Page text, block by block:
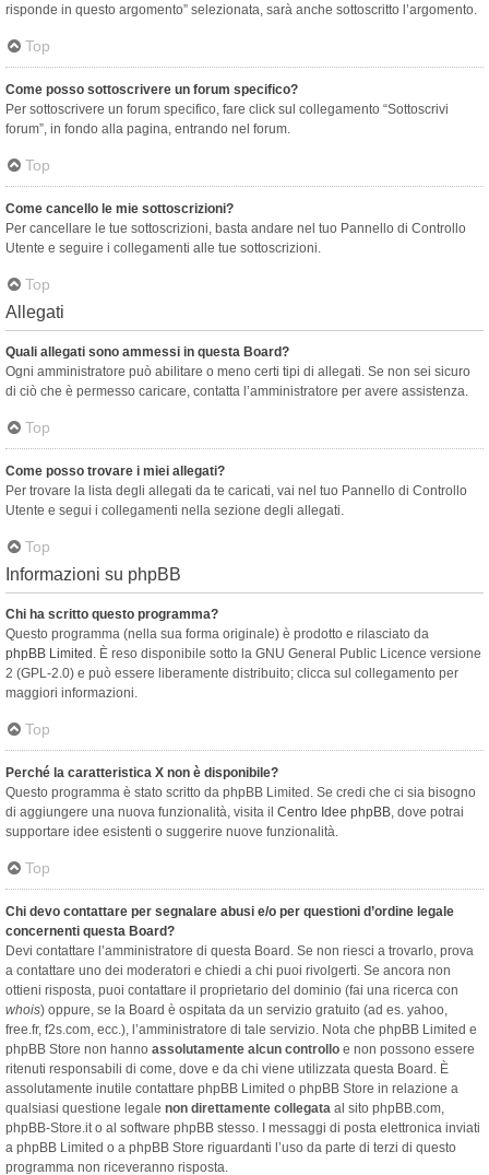
risponde in questo argomento” selezionata, sarà anche sottoscritto l’argomento.
Top
Come posso sottoscrivere un forum specifico?
Per sottoscrivere un forum specifico, fare click sul collegamento “Sottoscrivi
forum”, in fondo alla pagina, entrando nel forum.
Top
Come cancello le mie sottoscrizioni?
Per cancellare le tue sottoscrizioni, basta andare nel tuo Pannello di Controllo
Utente e seguire i collegamenti alle tue sottoscrizioni.
Top
Allegati
Quali allegati sono ammessi in questa Board?
Ogni amministratore può abilitare o meno certi tipi di allegati. Se non sei sicuro
di ciò che è permesso caricare, contatta l’amministratore per avere assistenza.
Top
Come posso trovare i miei allegati?
Per trovare la lista degli allegati da te caricati, vai nel tuo Pannello di Controllo
Utente e segui i collegamenti nella sezione degli allegati.
Top
Informazioni su phpBB
Chi ha scritto questo programma?
Questo programma (nella sua forma originale) è prodotto e rilasciato da
phpBB Limited . È reso disponibile sotto la GNU General Public Licence versione
2 (GPL-2.0) e può essere liberamente distribuito; clicca sul collegamento per
maggiori informazioni.
Top
Perché la caratteristica X non è disponibile?
Questo programma è stato scritto da phpBB Limited. Se credi che ci sia bisogno
di aggiungere una nuova funzionalità, visita il Centro Idee phpBB, dove potrai
supportare idee esistenti o suggerire nuove funzionalità.
Top
Chi devo contattare per segnalare abusi e/o per questioni d’ordine legale
concernenti questa Board?
Devi contattare l’amministratore di questa Board. Se non riesci a trovarlo, prova
a contattare uno dei moderatori e chiedi a chi puoi rivolgerti. Se ancora non
ottieni risposta, puoi contattare il proprietario del dominio (fai una ricerca con
whois) oppure, se la Board è ospitata da un servizio gratuito (ad es. yahoo,
free.fr, f2s.com, ecc.), l’amministratore di tale servizio. Nota che phpBB Limited e
phpBB Store non hanno assolutamente alcun controllo e non possono essere
ritenuti responsabili di come, dove e da chi viene utilizzata questa Board. È
assolutamente inutile contattare phpBB Limited o phpBB Store in relazione a
qualsiasi questione legale non direttamente collegata al sito phpBB.com,
phpBB-Store.it o al software phpBB stesso. I messaggi di posta elettronica inviati
a phpBB Limited o a phpBB Store riguardanti l’uso da parte di terzi di questo
programma non riceveranno risposta.